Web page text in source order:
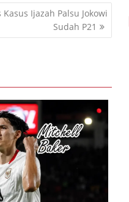
Ijazah Palsu Jokowi
Sudah P21